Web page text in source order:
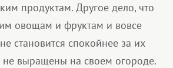
продуктам. Другое дело, что
овощам и фруктам и вовсе
становится спокойнее за их
не выращены на своем огороде.